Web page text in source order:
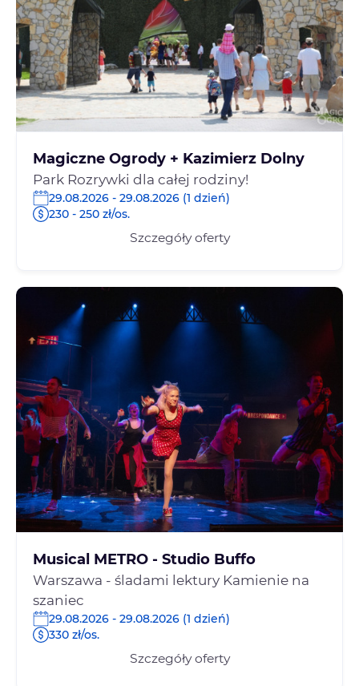
Magiczne Ogrody + Kazimierz Dolny
Park Rozrywki dla całej rodziny!
29.08.2026 - 29.08.2026 (1 dzień)
230 - 250 zł/os.
Szczegóły oferty
Musical METRO - Studio Buffo
Warszawa - śladami lektury Kamienie na
szaniec
29.08.2026 - 29.08.2026 (1 dzień)
330 zł/os.
Szczegóły oferty